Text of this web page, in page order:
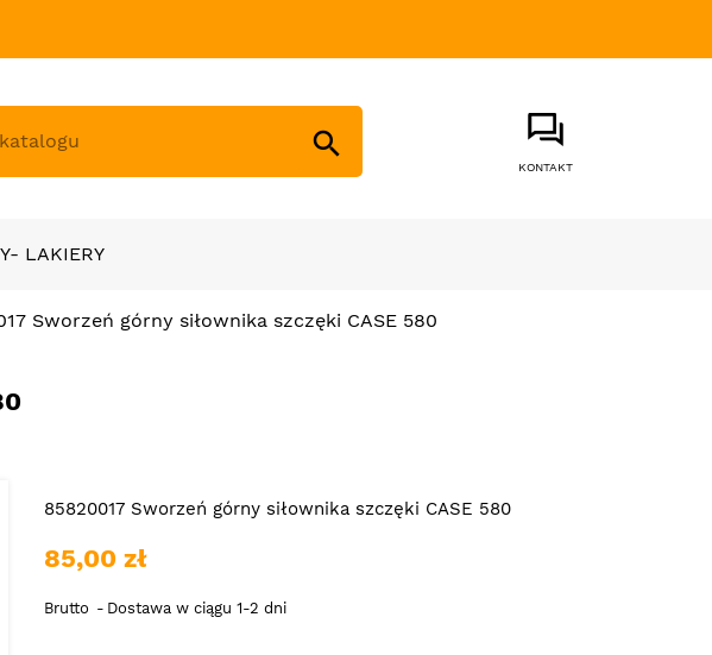

KONTAKT
LAKIERY
Sworzeń górny siłownika szczęki CASE 580
85820017 Sworzeń górny siłownika szczęki CASE 580
85,00 zł
Brutto Dostawa w ciągu 1-2 dni